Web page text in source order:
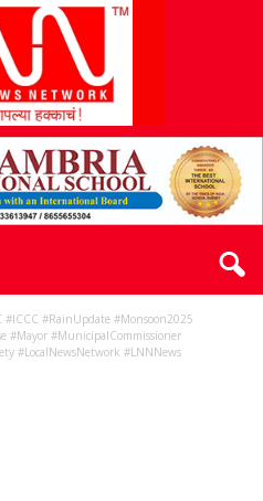
#RainUpdate #Monsoon2025
#Mayor #MunicipalCommissioner
#LocalNewsNetwork #LNNNews